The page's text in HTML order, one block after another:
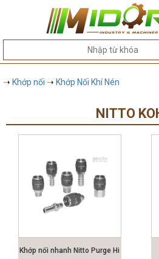
➝ Khớp nối ➝ Khớp Nối Khí Nén
NITTO
Khớp nối nhanh Nitto Purge Hi